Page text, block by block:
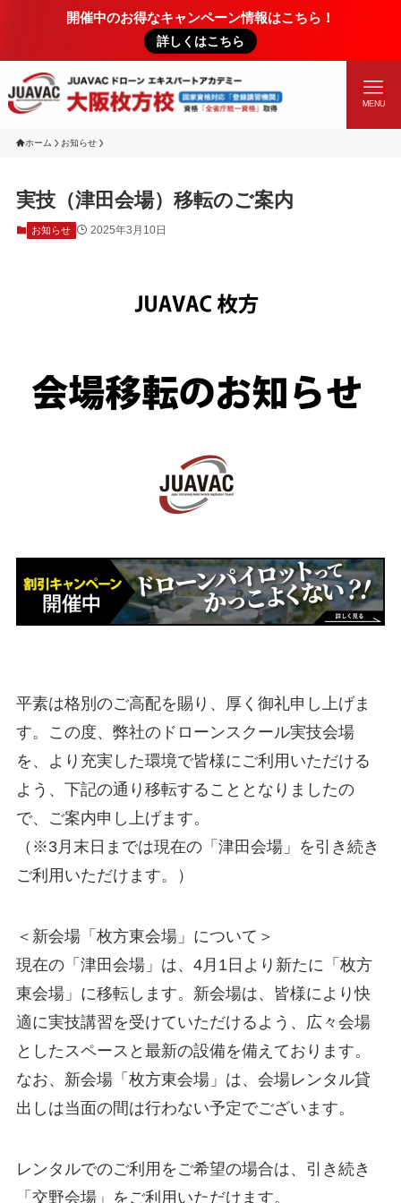
開催中のお得なキャンペーン情報はこちら！
詳しくはこちら
MENU
ホーム お知らせ
実技（津田会場）移転のご案内
お知らせ 2025年3月10日
平素は格別のご高配を賜り、厚く御礼申し上げま
す。この度、弊社のドローンスクール実技会場
を、より充実した環境で皆様にご利用いただける
よう、下記の通り移転することとなりましたの
で、ご案内申し上げます。
（※3月末日までは現在の「津田会場」を引き続き
ご利用いただけます。）
＜新会場「枚方東会場」について＞
現在の「津田会場」は、4月1日より新たに「枚方
東会場」に移転します。新会場は、皆様により快
適に実技講習を受けていただけるよう、広々会場
としたスペースと最新の設備を備えております。
なお、新会場「枚方東会場」は、会場レンタル貸
出しは当面の間は行わない予定でございます。
レンタルでのご利用をご希望の場合は、引き続き
「交野会場」をご利用いただけます。